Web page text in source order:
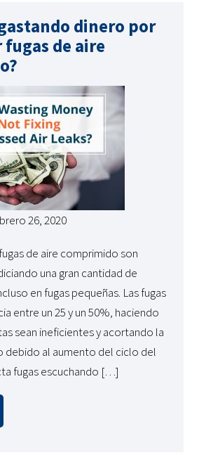
dinero por
de aire
26, 2020
de aire comprimido son
una gran cantidad de
en fugas pequeñas. Las fugas
entre un 25 y un 50%, haciendo
sean ineficientes y acortando la
debido al aumento del ciclo del
fugas escuchando […]